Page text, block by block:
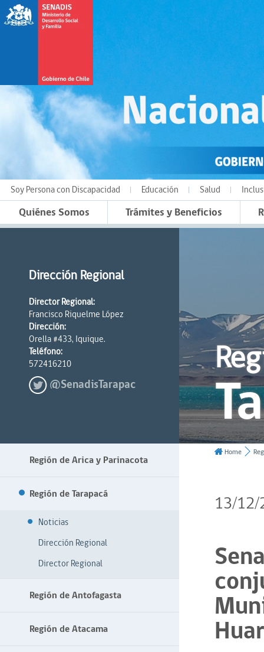
Soy Persona con Discapacidad Educación Salud
Quiénes Somos Trámites y Beneficios
Dirección Regional
Director Regional:
Francisco Riquelme López
Dirección:
Orella #433, Iquique.
Teléfono:
572416210
@SenadisTarapac
Región de Arica y Parinacota
Región de Tarapacá
Noticias
Dirección Regional
Director Regional
Región de Antofagasta
Región de Atacama
Home
13/